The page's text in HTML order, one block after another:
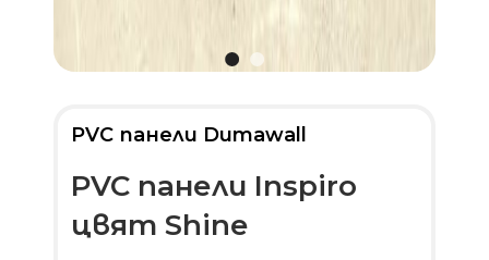
PVC панели Dumawall
PVC панели Inspiro
цвят Shine